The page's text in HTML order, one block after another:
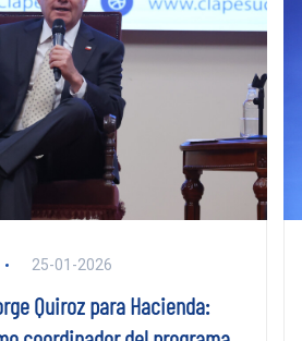
25-01-2026
Quiroz para Hacienda: